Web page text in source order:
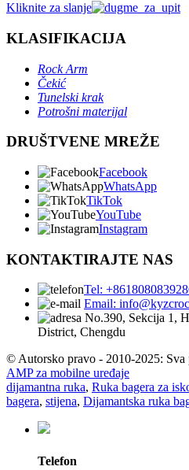
Kliknite za slanje
KLASIFIKACIJA
Rock Arm
Čekić
Tunelski krak
Potrošni materijal
DRUŠTVENE MREŽE
Facebook
WhatsApp
TikTok
YouTube
Instagram
KONTAKTIRAJTE NAS
Tel:
Email:
No.390, Sekcija 1,
District, Chengdu
© Autorsko pravo - 2010-2025: Sva
AMP za mobilne uređaje
dijamantna ruka, Ruka bagera za
bagera, stijena, Dijamantska ruka
Telefon